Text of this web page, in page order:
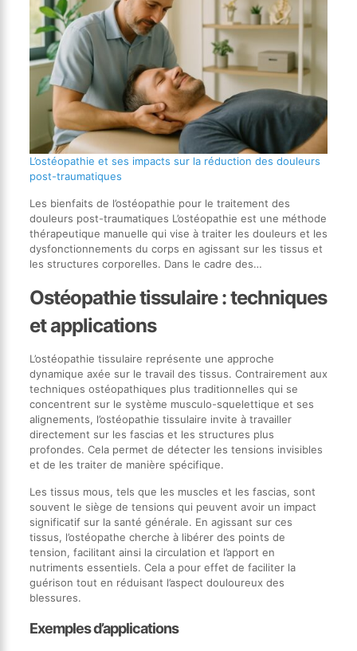
L’ostéopathie et ses impacts sur la réduction des douleurs
post-traumatiques
Les bienfaits de l’ostéopathie pour le traitement des
douleurs post-traumatiques L’ostéopathie est une méthode
thérapeutique manuelle qui vise à traiter les douleurs et les
dysfonctionnements du corps en agissant sur les tissus et
les structures corporelles. Dans le cadre des…
Ostéopathie tissulaire : techniques
et applications
L’ostéopathie tissulaire représente une approche
dynamique axée sur le travail des tissus. Contrairement aux
techniques ostéopathiques plus traditionnelles qui se
concentrent sur le système musculo-squelettique et ses
alignements, l’ostéopathie tissulaire invite à travailler
directement sur les fascias et les structures plus
profondes. Cela permet de détecter les tensions invisibles
et de les traiter de manière spécifique.
Les tissus mous, tels que les muscles et les fascias, sont
souvent le siège de tensions qui peuvent avoir un impact
significatif sur la santé générale. En agissant sur ces
tissus, l’ostéopathe cherche à libérer des points de
tension, facilitant ainsi la circulation et l’apport en
nutriments essentiels. Cela a pour effet de faciliter la
guérison tout en réduisant l’aspect douloureux des
blessures.
Exemples d’applications